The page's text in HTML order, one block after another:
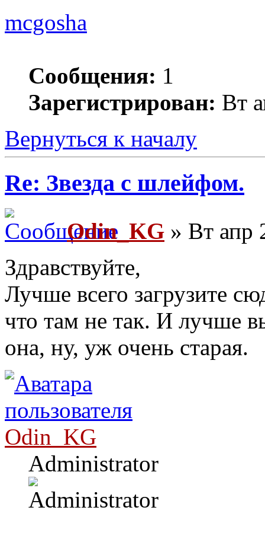
mcgosha
Сообщения: 1
Зарегистрирован: Вт
Вернуться к началу
Re: Звезда с шлейфом.
Odin_KG » Вт апр
Здравствуйте,
Лучше всего загрузите
что там не так. И лучше
она, ну, уж очень старая.
Odin_KG
Administrator